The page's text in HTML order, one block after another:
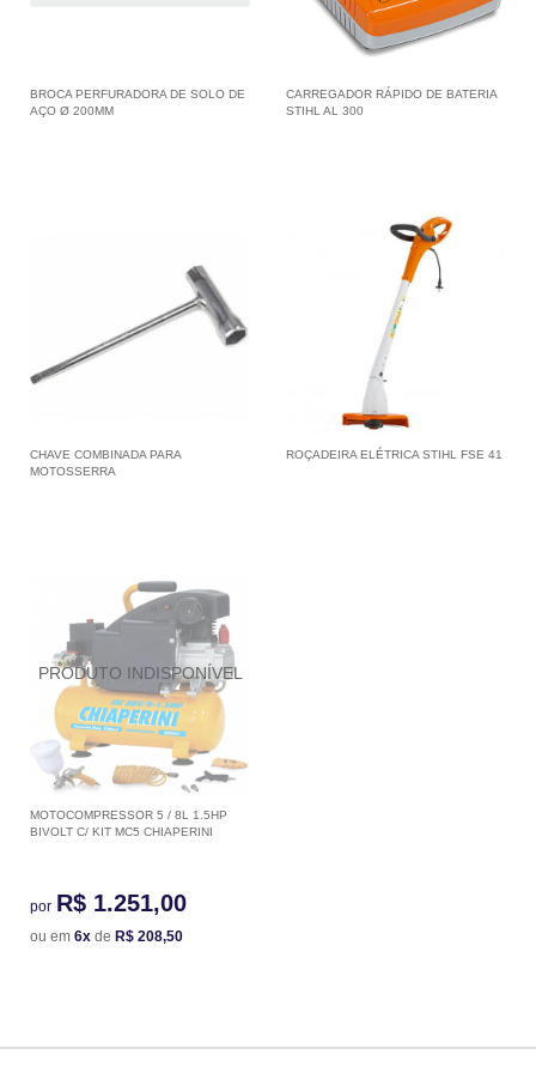
BROCA PERFURADORA DE SOLO DE
AÇO Ø 200MM
CARREGADOR RÁPIDO DE BATERIA
STIHL AL 300
CHAVE COMBINADA PARA
MOTOSSERRA
ROÇADEIRA ELÉTRICA STIHL FSE 41
MOTOCOMPRESSOR 5 / 8L 1.5HP
BIVOLT C/ KIT MC5 CHIAPERINI
por R$ 1.251,00
ou em 6x de R$ 208,50